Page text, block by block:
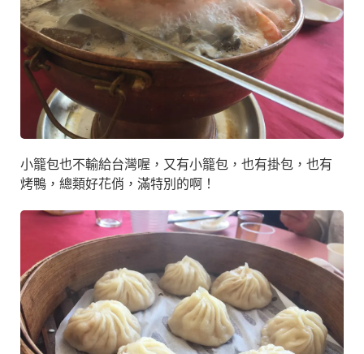
小籠包也不輸給台灣喔，又有小籠包，也有掛包，也有
烤鴨，總類好花俏，滿特別的啊！